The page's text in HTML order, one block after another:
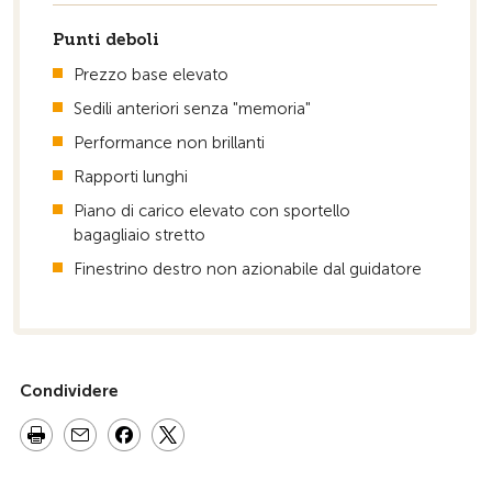
Punti deboli
Prezzo base elevato
Sedili anteriori senza "memoria"
Performance non brillanti
Rapporti lunghi
Piano di carico elevato con sportello
bagagliaio stretto
Finestrino destro non azionabile dal guidatore
Condividere